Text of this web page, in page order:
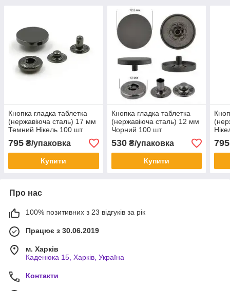
Кнопка гладка таблетка
(нержавіюча сталь) 17 мм
Темний Нікель 100 шт
795 ₴/упаковка
Купити
Кнопка гладка таблетка
(нержавіюча сталь) 12 мм
Чорний 100 шт
530₴/упаковка
Купити
795
Про нас
100% позитивних з 23 відгуків за рік
Працює з 30.06.2019
м. Харків
Каденюка 15, Харків, Україна
Контакти